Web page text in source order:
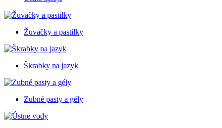
Žuvačky a pastilky
Škrabky na jazyk
Zubné pasty a gély